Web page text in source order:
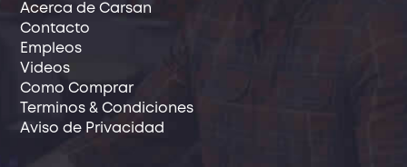
Acerca de Carsan
Contacto
Empleos
Videos
Como Comprar
Terminos & Condiciones
Aviso de Privacidad